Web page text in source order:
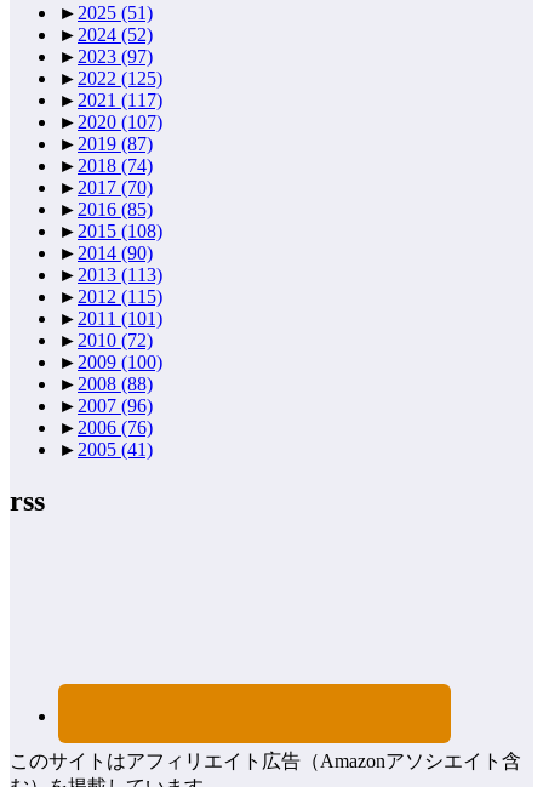
► 2025 (51)
► 2024 (52)
► 2023 (97)
► 2022 (125)
► 2021 (117)
► 2020 (107)
► 2019 (87)
► 2018 (74)
► 2017 (70)
► 2016 (85)
► 2015 (108)
► 2014 (90)
► 2013 (113)
► 2012 (115)
► 2011 (101)
► 2010 (72)
► 2009 (100)
► 2008 (88)
► 2007 (96)
► 2006 (76)
► 2005 (41)
rss
このサイトはアフィリエイト広告（Amazonアソシエイト含